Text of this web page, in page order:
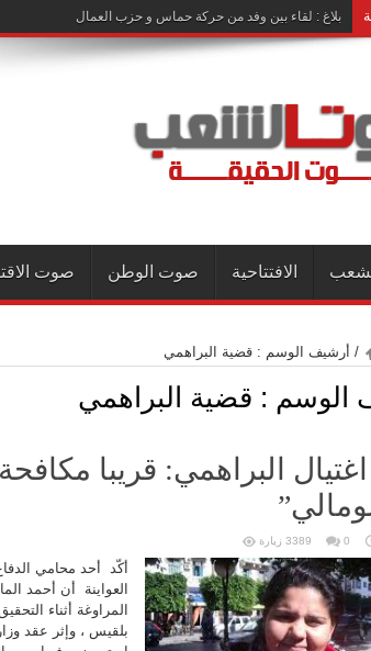
بلاغ : لقاء بين وفد من حركة حماس و حزب العمال
الافتتاحية صوت الوطن صوت
/ أرشيف الوسم : قضية البراهمي
الوسم : قضية البراهمي
البراهمي: قريبا
0 3389 زيارة
أكّد أحد محامي
العواينة أن أحمد
المراوغة أثناء
بلقيس ، وإثر عقد